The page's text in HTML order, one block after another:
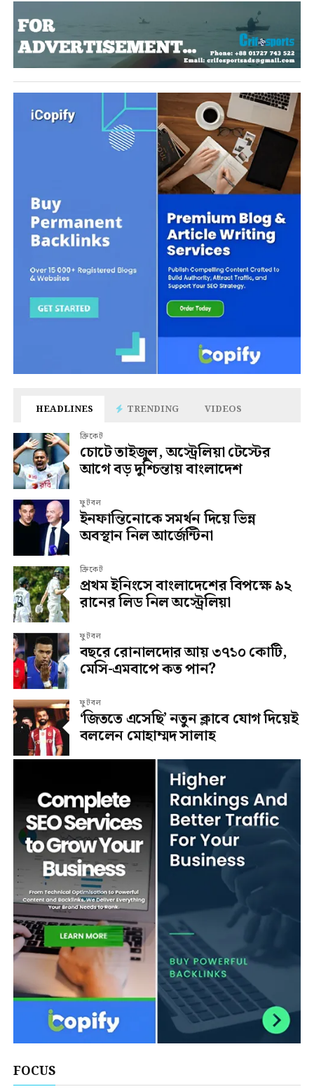
HEADLINES TRENDING VIDEOS
ক্রিকেট
চোটে তাইজুল, অস্ট্রেলিয়া টেস্টের
আগে বড় দুশ্চিন্তায় বাংলাদেশ
ফুটবল
ইনফান্তিনোকে সমর্থন দিয়ে ভিন্ন
অবস্থান নিল আর্জেন্টিনা
ক্রিকেট
প্রথম ইনিংসে বাংলাদেশের বিপক্ষে ৯২
রানের লিড নিল অস্ট্রেলিয়া
ফুটবল
বছরে রোনালদোর আয় ৩৭১০ কোটি,
মেসি-এমবাপে কত পান?
ফুটবল
‘জিততে এসেছি’ নতুন ক্লাবে যোগ দিয়েই
বললেন মোহাম্মদ সালাহ
FOCUS